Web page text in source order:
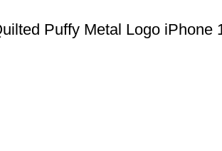
Puffy Metal Logo iPhone